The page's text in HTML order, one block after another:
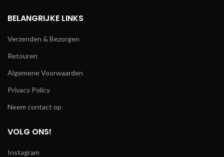
BELANGRIJKE LINKS
Verzenden & Bezorgen
Retouren
Algemene Voorwaarden
Privacy Policy
Neem contact op
VOLG ONS!
Instagram